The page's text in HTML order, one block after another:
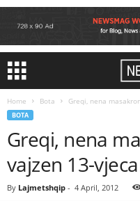
Home Bota Greqi, nena
BOTA
Greqi, nena
vajzen 13-
By Lajmetshqip - 4 April, 2012